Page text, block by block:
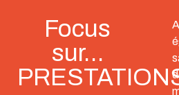
Focus
sur…